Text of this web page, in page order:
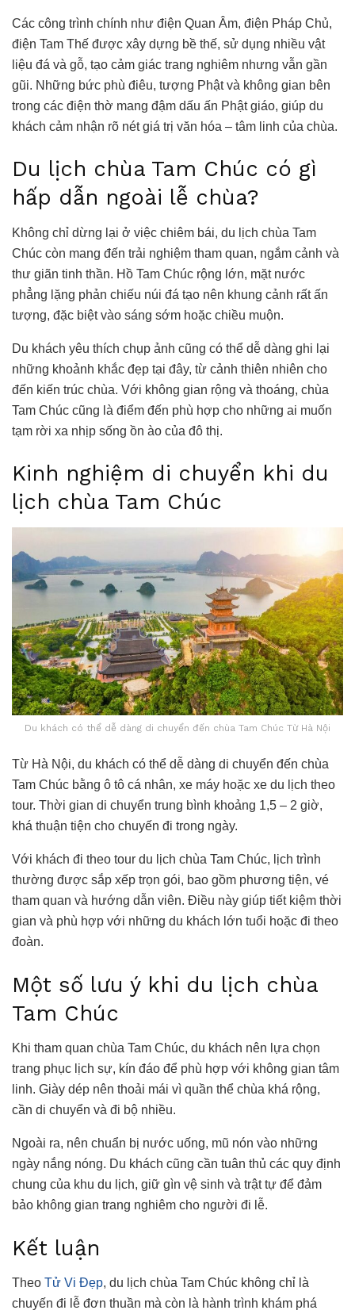
Các công trình chính như điện Quan Âm, điện Pháp Chủ,
điện Tam Thế được xây dựng bề thế, sử dụng nhiều vật
liệu đá và gỗ, tạo cảm giác trang nghiêm nhưng vẫn gần
gũi. Những bức phù điêu, tượng Phật và không gian bên
trong các điện thờ mang đậm dấu ấn Phật giáo, giúp du
khách cảm nhận rõ nét giá trị văn hóa – tâm linh của chùa.
Du lịch chùa Tam Chúc có gì
hấp dẫn ngoài lễ chùa?
Không chỉ dừng lại ở việc chiêm bái, du lịch chùa Tam
Chúc còn mang đến trải nghiệm tham quan, ngắm cảnh và
thư giãn tinh thần. Hồ Tam Chúc rộng lớn, mặt nước
phẳng lặng phản chiếu núi đá tạo nên khung cảnh rất ấn
tượng, đặc biệt vào sáng sớm hoặc chiều muộn.
Du khách yêu thích chụp ảnh cũng có thể dễ dàng ghi lại
những khoảnh khắc đẹp tại đây, từ cảnh thiên nhiên cho
đến kiến trúc chùa. Với không gian rộng và thoáng, chùa
Tam Chúc cũng là điểm đến phù hợp cho những ai muốn
tạm rời xa nhịp sống ồn ào của đô thị.
Kinh nghiệm di chuyển khi du
lịch chùa Tam Chúc
Du khách có thể dễ dàng di chuyển đến chùa Tam Chúc Từ Hà Nội
Từ Hà Nội, du khách có thể dễ dàng di chuyển đến chùa
Tam Chúc bằng ô tô cá nhân, xe máy hoặc xe du lịch theo
tour. Thời gian di chuyển trung bình khoảng 1,5 – 2 giờ,
khá thuận tiện cho chuyến đi trong ngày.
Với khách đi theo tour du lịch chùa Tam Chúc, lịch trình
thường được sắp xếp trọn gói, bao gồm phương tiện, vé
tham quan và hướng dẫn viên. Điều này giúp tiết kiệm thời
gian và phù hợp với những du khách lớn tuổi hoặc đi theo
đoàn.
Một số lưu ý khi du lịch chùa
Tam Chúc
Khi tham quan chùa Tam Chúc, du khách nên lựa chọn
trang phục lịch sự, kín đáo để phù hợp với không gian tâm
linh. Giày dép nên thoải mái vì quần thể chùa khá rộng,
cần di chuyển và đi bộ nhiều.
Ngoài ra, nên chuẩn bị nước uống, mũ nón vào những
ngày nắng nóng. Du khách cũng cần tuân thủ các quy định
chung của khu du lịch, giữ gìn vệ sinh và trật tự để đảm
bảo không gian trang nghiêm cho người đi lễ.
Kết luận
Theo Tử Vi Đẹp, du lịch chùa Tam Chúc không chỉ là
chuyến đi lễ đơn thuần mà còn là hành trình khám phá